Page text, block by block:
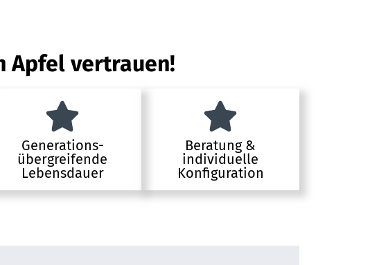
Apfel vertrauen!
Generations-
übergreifende
Lebensdauer
Beratung &
individuelle
Konfiguration